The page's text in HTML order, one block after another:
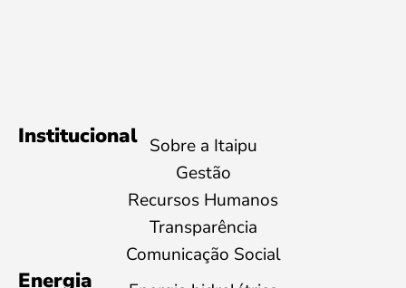
Institucional Sobre a Itaipu
Gestão
Recursos Humanos
Transparência
Comunicação Social
Energia